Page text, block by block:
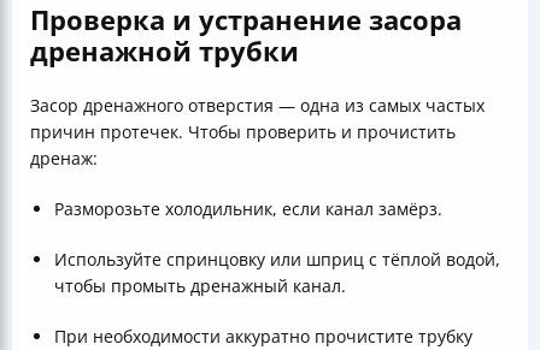
Проверка и устранение засора
дренажной трубки
Засор дренажного отверстия — одна из самых частых
причин протечек. Чтобы проверить и прочистить
дренаж:
Разморозьте холодильник, если канал замёрз.
Используйте спринцовку или шприц с тёплой водой,
чтобы промыть дренажный канал.
При необходимости аккуратно прочистите трубку